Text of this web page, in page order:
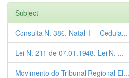
Subject
Consulta N. 386. Natal. I— Cédula...
Lei N. 211 de 07.01.1948. Lei N. ...
Movimento do Tribunal Regional El...